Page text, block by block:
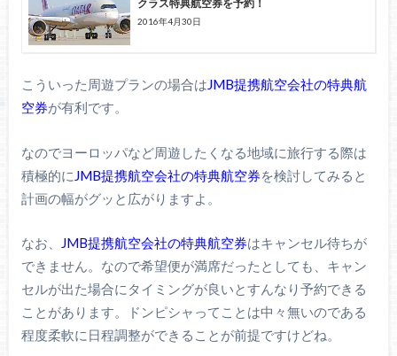
クラス特典航空券を予約！
2016年4月30日
こういった周遊プランの場合はJMB提携航空会社の特典航
空券が有利です。
なのでヨーロッパなど周遊したくなる地域に旅行する際は
積極的にJMB提携航空会社の特典航空券を検討してみると
計画の幅がグッと広がりますよ。
なお、 JMB提携航空会社の特典航空券はキャンセル待ちが
できません。なので希望便が満席だったとしても、キャン
セルが出た場合にタイミングが良いとすんなり予約できる
ことがあります。ドンピシャってことは中々無いのである
程度柔軟に日程調整ができることが前提ですけどね。